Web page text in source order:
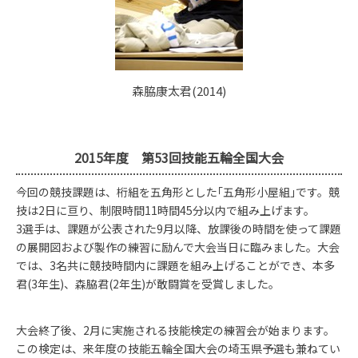
森脇康太君(2014)
2015年度 第53回技能五輪全国大会
今回の競技課題は、桁組を五角形とした｢五角形小屋組｣です。競
技は2日に亘り、制限時間11時間45分以内で組み上げます。
3選手は、課題が公表された9月以降、放課後の時間を使って課題
の展開図および製作の練習に励んで大会当日に臨みました。大会
では、3名共に競技時間内に課題を組み上げることができ、本多
君(3年生)、森脇君(2年生)が敢闘賞を受賞しました。
大会終了後、2月に実施される技能検定の練習会が始まります。
この検定は、来年度の技能五輪全国大会の埼玉県予選も兼ねてい